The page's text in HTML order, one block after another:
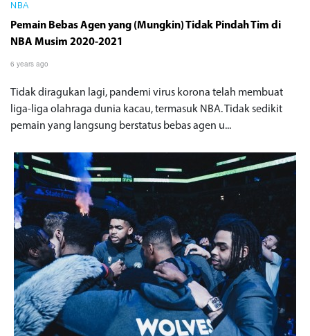
NBA
Pemain Bebas Agen yang (Mungkin) Tidak Pindah Tim di
NBA Musim 2020-2021
6 years ago
Tidak diragukan lagi, pandemi virus korona telah membuat
liga-liga olahraga dunia kacau, termasuk NBA. Tidak sedikit
pemain yang langsung berstatus bebas agen u...